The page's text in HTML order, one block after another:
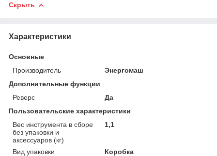
Скрыть
Характеристики
Основные
Производитель
Энергомаш
Дополнительные функции
Реверс
Да
Пользовательские характеристики
Вес инструмента в сборе
без упаковки и
аксессуаров (кг)
1,1
Вид упаковки
Коробка